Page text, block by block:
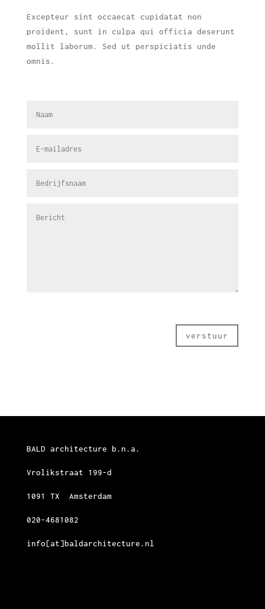
Excepteur sint occaecat cupidatat non
proident, sunt in culpa qui officia deserunt
mollit laborum. Sed ut perspiciatis unde
omnis.
verstuur
BALD architecture b.n.a.
Vrolikstraat 199-d
1091 TX Amsterdam
020-4681082
info[at]baldarchitecture.nl